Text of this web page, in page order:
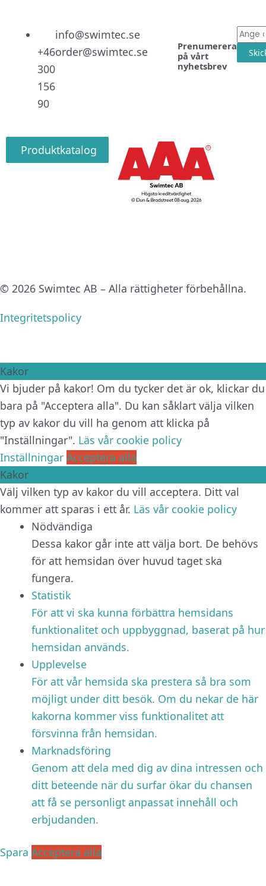
+46
300
156
90
info@swimtec.se
order@swimtec.se
Prenumerera
på vårt
nyhetsbrev
E-
post
Produktkatalog
© 2026 Swimtec AB – Alla rättigheter förbehållna.
Integritetspolicy
Kakor
Vi bjuder på kakor! Om du tycker det är ok, klickar du
bara på "Acceptera alla". Du kan såklart välja vilken
typ av kakor du vill ha genom att klicka på
"Inställningar". Läs vår cookie policy
Inställningar Acceptera alla
Kakor
Välj vilken typ av kakor du vill acceptera. Ditt val
kommer att sparas i ett år. Läs vår cookie policy
Nödvändiga
Dessa kakor går inte att välja bort. De behövs
för att hemsidan över huvud taget ska
fungera.
Statistik
För att vi ska kunna förbättra hemsidans
funktionalitet och uppbyggnad, baserat på hur
hemsidan används.
Upplevelse
För att vår hemsida ska prestera så bra som
möjligt under ditt besök. Om du nekar de här
kakorna kommer viss funktionalitet att
försvinna från hemsidan.
Marknadsföring
Genom att dela med dig av dina intressen och
ditt beteende när du surfar ökar du chansen
att få se personligt anpassat innehåll och
erbjudanden.
Spara Acceptera alla